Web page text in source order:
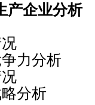
产企业分析
分析
分析